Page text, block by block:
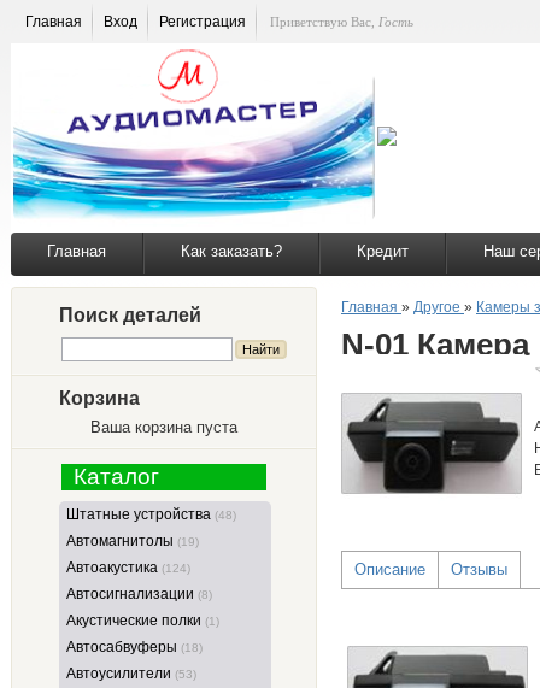
Главная Вход Регистрация Приветствую Вас Гость
Главная Как заказать? Кредит Наш
Поиск деталей
Корзина
Ваша корзина пуста
Каталог
Штатные устройства (48)
Автомагнитолы (19)
Автоакустика (124)
Автосигнализации (8)
Акустические полки (1)
Автосабвуферы (18)
Автоусилители (53)
Главная » Другое » Камеры
N-01 Камера
Описание Отзывы